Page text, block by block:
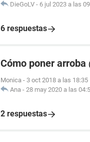
DieGoLV - 6 jul 2023 a las
6 respuestas
Cómo poner arroba
Monica - 3 oct 2018 a las 18:35
Ana - 28 may 2020 a las
2 respuestas